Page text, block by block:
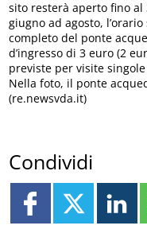
sito resterà aperto fino
giugno ad agosto,
completo del ponte
d’ingresso di 3 euro (2
previste per visite
Nella foto, il ponte
(re.newsvda.it)
Condividi